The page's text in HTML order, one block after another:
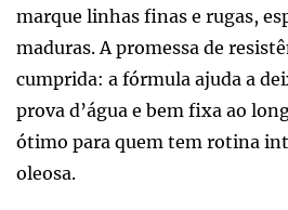
marque linhas finas e rugas,
maduras. A promessa de
cumprida: a fórmula ajuda a
prova d’água e bem fixa ao
ótimo para quem tem rotina
oleosa.